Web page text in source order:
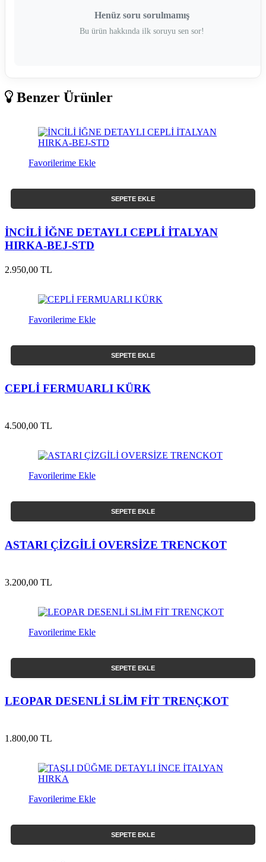
Henüz soru sorulmamış
Bu ürün hakkında ilk soruyu sen sor!
Benzer Ürünler
Favorilerime Ekle
SEPETE EKLE
İNCİLİ İĞNE DETAYLI CEPLİ İTALYAN
HIRKA-BEJ-STD
2.950,00 TL
Favorilerime Ekle
SEPETE EKLE
CEPLİ FERMUARLI KÜRK
4.500,00 TL
Favorilerime Ekle
SEPETE EKLE
ASTARI ÇİZGİLİ OVERSİZE TRENCKOT
3.200,00 TL
Favorilerime Ekle
SEPETE EKLE
LEOPAR DESENLİ SLİM FİT TRENÇKOT
1.800,00 TL
Favorilerime Ekle
SEPETE EKLE